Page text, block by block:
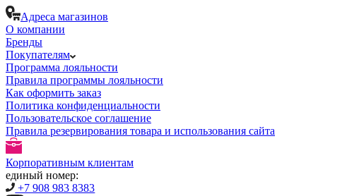
Адреса магазинов
О компании
Бренды
Покупателям
Программа лояльности
Правила программы лояльности
Как оформить заказ
Политика конфиденциальности
Пользовательское соглашение
Правила резервирования товара и использования сайта
Корпоративным клиентам
единый номер:
+7 908 983 8383